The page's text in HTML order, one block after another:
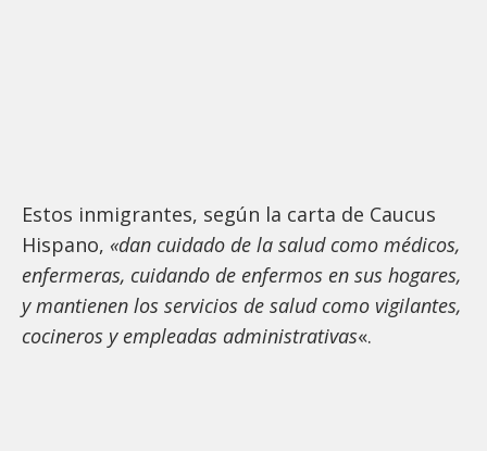
Estos inmigrantes, según la carta de Caucus
Hispano, «dan cuidado de la salud como médicos,
enfermeras, cuidando de enfermos en sus hogares,
y mantienen los servicios de salud como vigilantes,
cocineros y empleadas administrativas«.